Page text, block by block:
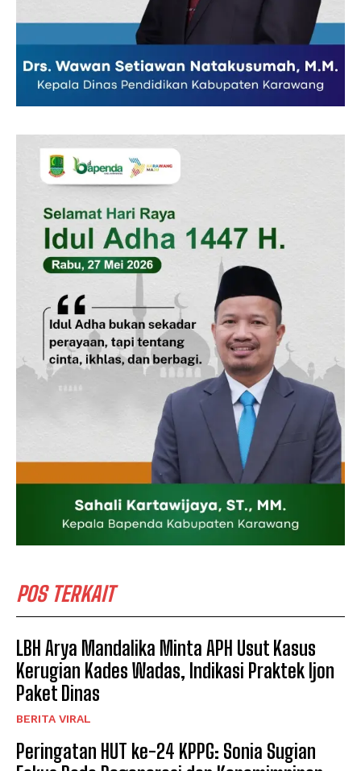
POS TERKAIT
LBH Arya Mandalika Minta APH Usut Kasus
Kerugian Kades Wadas, Indikasi Praktek Ijon
Paket Dinas
BERITA VIRAL
Peringatan HUT ke-24 KPPG: Sonia Sugian